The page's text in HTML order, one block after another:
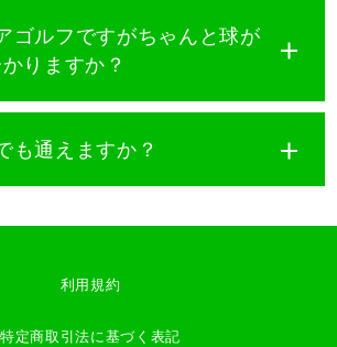
ゴルフですがちゃんと球が
りますか？
も通えますか？
利用規約
特定商取引法に基づく表記